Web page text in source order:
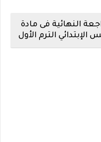
النهائية فى مادة
الترم الأول